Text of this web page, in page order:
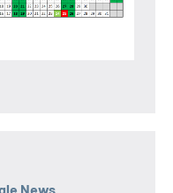
News